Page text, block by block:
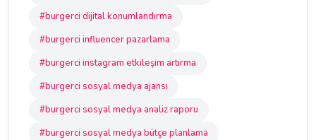
#burgerci dijital konumlandırma
#burgerci influencer pazarlama
#burgerci instagram etkileşim artırma
#burgerci sosyal medya ajansı
#burgerci sosyal medya analiz raporu
#burgerci sosyal medya bütçe planlama